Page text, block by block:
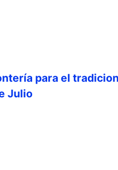
para el
Julio